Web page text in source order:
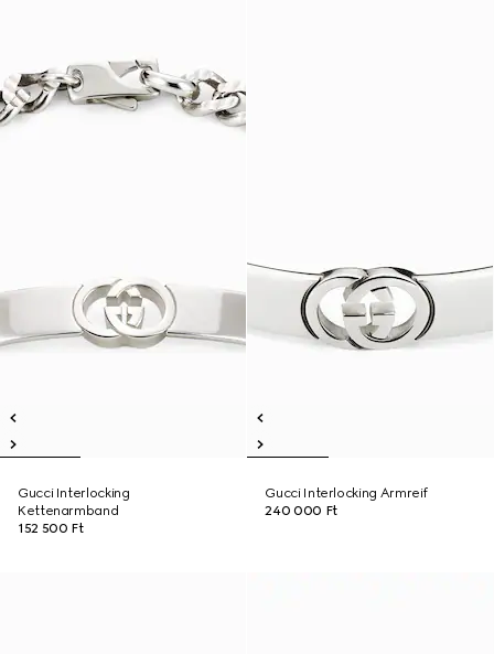
Gucci Interlocking
Kettenarmband
152 500 Ft
Gucci Interlocking Armreif
240 000 Ft